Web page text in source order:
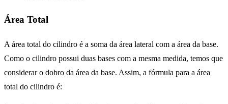
Área Total
A área total do cilindro é a soma da área lateral com a área da base.
Como o cilindro possui duas bases com a mesma medida, temos que
considerar o dobro da área da base. Assim, a fórmula para a área
total do cilindro é: